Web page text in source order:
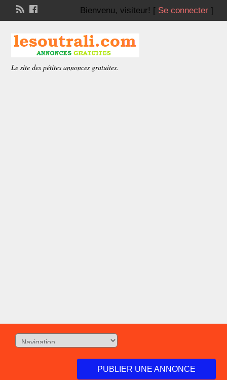
Bienvenu, visiteur! [ Se connecter]
Le site des pétites annonces gratuites.
PUBLIER UNE ANNONCE